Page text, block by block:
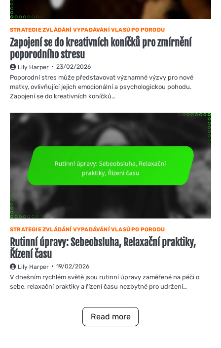
STRATEGIE ZVLÁDÁNÍ VYPADÁVÁNÍ VLASŮ PO PORODU
Zapojení se do kreativních koníčků pro zmírnění
poporodního stresu
Lily Harper 23/02/2026
Poporodní stres může představovat významné výzvy pro nové
matky, ovlivňující jejich emocionální a psychologickou pohodu.
Zapojení se do kreativních koníčků…
STRATEGIE ZVLÁDÁNÍ VYPADÁVÁNÍ VLASŮ PO PORODU
Rutinní úpravy: Sebeobsluha, Relaxační praktiky,
Řízení času
Lily Harper 19/02/2026
V dnešním rychlém světě jsou rutinní úpravy zaměřené na péči o
sebe, relaxační praktiky a řízení času nezbytné pro udržení…
Read more